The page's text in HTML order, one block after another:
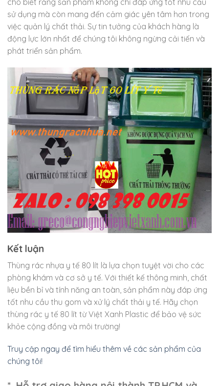
cho biết rằng sản phẩm không chỉ đáp ứng tốt nhu cầu
sử dụng mà còn mang đến cảm giác yên tâm hơn trong
việc quản lý chất thải. Sự tin tưởng của khách hàng là
động lực lớn nhất để chúng tôi không ngừng cải tiến và
phát triển sản phẩm.
Kết luận
Thùng rác nhựa y tế 80 lít là lựa chọn tuyệt vời cho các
phòng khám và cơ sở y tế. Với thiết kế thông minh, chất
liệu bền bỉ và tính năng an toàn, sản phẩm này đáp ứng
tốt nhu cầu thu gom và xử lý chất thải y tế. Hãy chọn
thùng rác y tế 80 lít từ Việt Xanh Plastic để bảo vệ sức
khỏe cộng đồng và môi trường!
Truy cập ngay để tìm hiểu thêm về các sản phẩm của
chúng tôi!